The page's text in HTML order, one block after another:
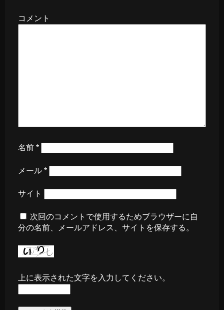
コメント
名前 *
メール *
サイト
次回のコメントで使用するためブラウザーに自
分の名前、メールアドレス、サイトを保存する。
上に表示された文字を入力してください。